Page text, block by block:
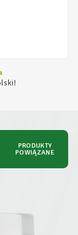
PRODUKTY
POWIĄZANE